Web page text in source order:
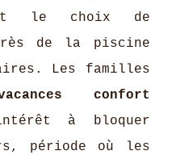
le choix de
de la piscine
Les familles
confort
à bloquer
période où les